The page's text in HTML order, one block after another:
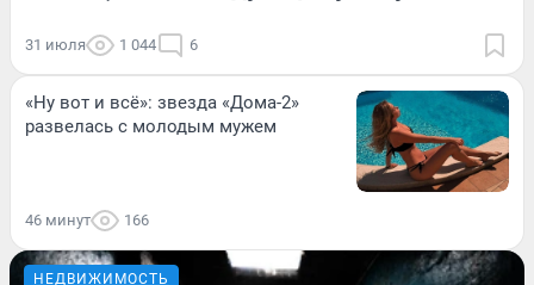
31 июля 1 044 6
«Ну вот и всё»: звезда «Дома-2»
развелась с молодым мужем
46 минут 166
НЕДВИЖИМОСТЬ